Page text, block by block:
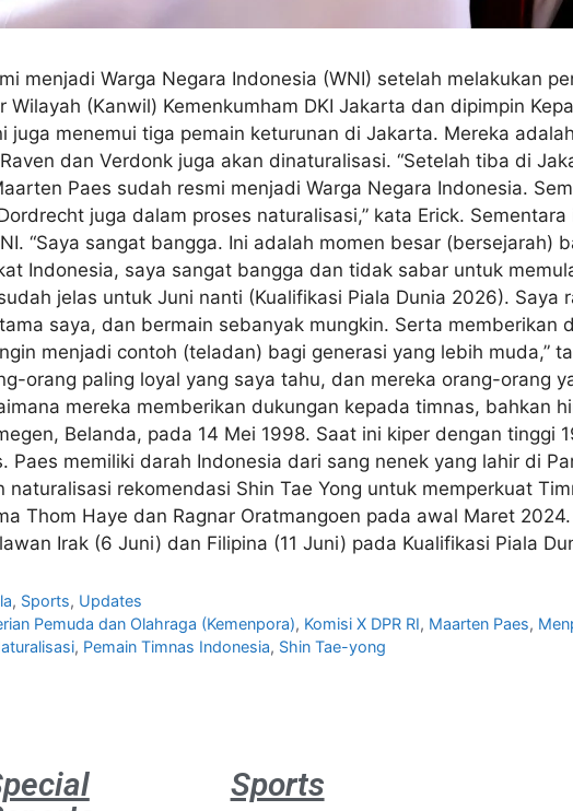
menjadi Warga Negara Indonesia (WNI) setelah melakukan
Wilayah (Kanwil) Kemenkumham DKI Jakarta dan dipimpin
juga menemui tiga pemain keturunan di Jakarta. Mereka
dan Verdonk juga akan dinaturalisasi. “Setelah tiba di
Paes sudah resmi menjadi Warga Negara Indonesia.
juga dalam proses naturalisasi,” kata Erick.
“Saya sangat bangga. Ini adalah momen besar (bersejarah)
Indonesia, saya sangat bangga dan tidak sabar untuk
jelas untuk Juni nanti (Kualifikasi Piala Dunia 2026).
saya, dan bermain sebanyak mungkin. Serta memberikan
menjadi contoh (teladan) bagi generasi yang lebih muda,”
orang paling loyal yang saya tahu, dan mereka orang-orang
mereka memberikan dukungan kepada timnas, bahkan
Belanda, pada 14 Mei 1998. Saat ini kiper dengan tinggi
Paes memiliki darah Indonesia dari sang nenek yang lahir di
naturalisasi rekomendasi Shin Tae Yong untuk memperkuat
Thom Haye dan Ragnar Oratmangoen pada awal Maret
Irak (6 Juni) dan Filipina (11 Juni) pada Kualifikasi Piala
, Sports, Updates
Pemuda dan Olahraga (Kemenpora), Komisi X DPR RI, Maarten Paes,
, Pemain Timnas Indonesia, Shin Tae-yong
Sports